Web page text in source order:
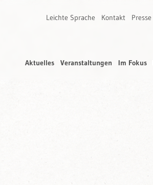
Leichte Sprache Kontakt Presse
Aktuelles Veranstaltungen Im Fokus